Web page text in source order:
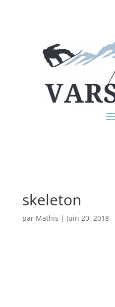
skeleton
par Mathis | Juin 20, 2018